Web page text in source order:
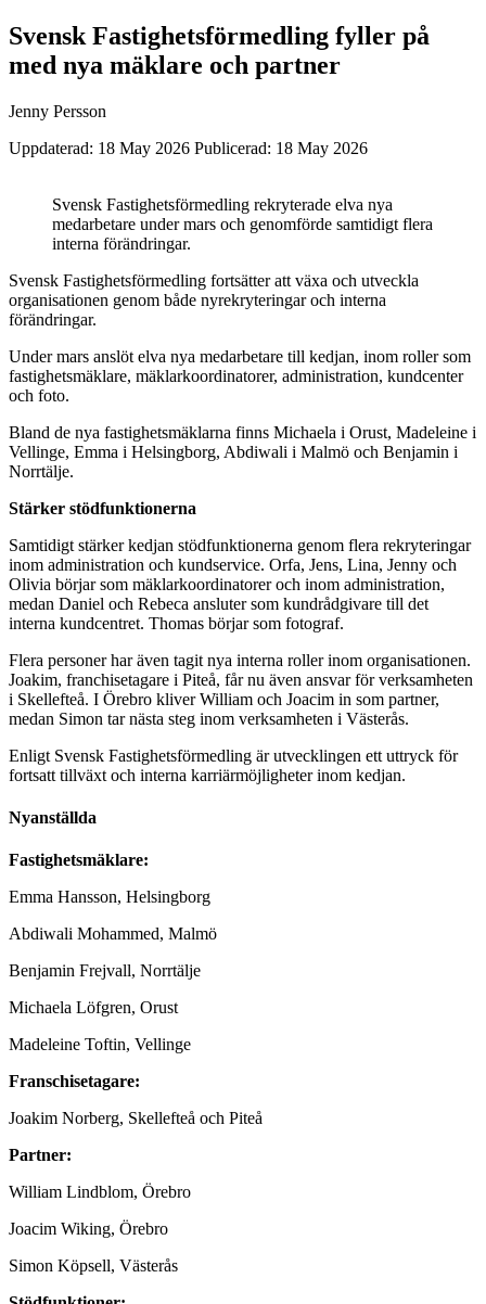
Svensk Fastighetsförmedling fyller på
med nya mäklare och partner
Jenny Persson
Uppdaterad: 18 May 2026 Publicerad: 18 May 2026
Svensk Fastighetsförmedling rekryterade elva nya
medarbetare under mars och genomförde samtidigt flera
interna förändringar.
Svensk Fastighetsförmedling fortsätter att växa och utveckla
organisationen genom både nyrekryteringar och interna
förändringar.
Under mars anslöt elva nya medarbetare till kedjan, inom roller som
fastighetsmäklare, mäklarkoordinatorer, administration, kundcenter
och foto.
Bland de nya fastighetsmäklarna finns Michaela i Orust, Madeleine i
Vellinge, Emma i Helsingborg, Abdiwali i Malmö och Benjamin i
Norrtälje.
Stärker stödfunktionerna
Samtidigt stärker kedjan stödfunktionerna genom flera rekryteringar
inom administration och kundservice. Orfa, Jens, Lina, Jenny och
Olivia börjar som mäklarkoordinatorer och inom administration,
medan Daniel och Rebeca ansluter som kundrådgivare till det
interna kundcentret. Thomas börjar som fotograf.
Flera personer har även tagit nya interna roller inom organisationen.
Joakim, franchisetagare i Piteå, får nu även ansvar för verksamheten
i Skellefteå. I Örebro kliver William och Joacim in som partner,
medan Simon tar nästa steg inom verksamheten i Västerås.
Enligt Svensk Fastighetsförmedling är utvecklingen ett uttryck för
fortsatt tillväxt och interna karriärmöjligheter inom kedjan.
Nyanställda
Fastighetsmäklare:
Emma Hansson, Helsingborg
Abdiwali Mohammed, Malmö
Benjamin Frejvall, Norrtälje
Michaela Löfgren, Orust
Madeleine Toftin, Vellinge
Franschisetagare:
Joakim Norberg, Skellefteå och Piteå
Partner:
William Lindblom, Örebro
Joacim Wiking, Örebro
Simon Köpsell, Västerås